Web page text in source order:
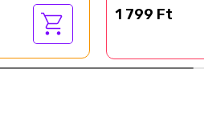
1 799 Ft